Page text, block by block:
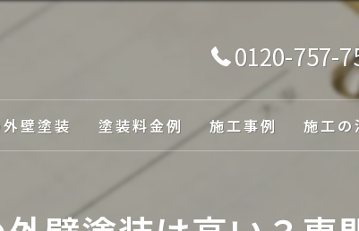
0120-757-
壁塗装 塗装料金例 施工事例 施工の